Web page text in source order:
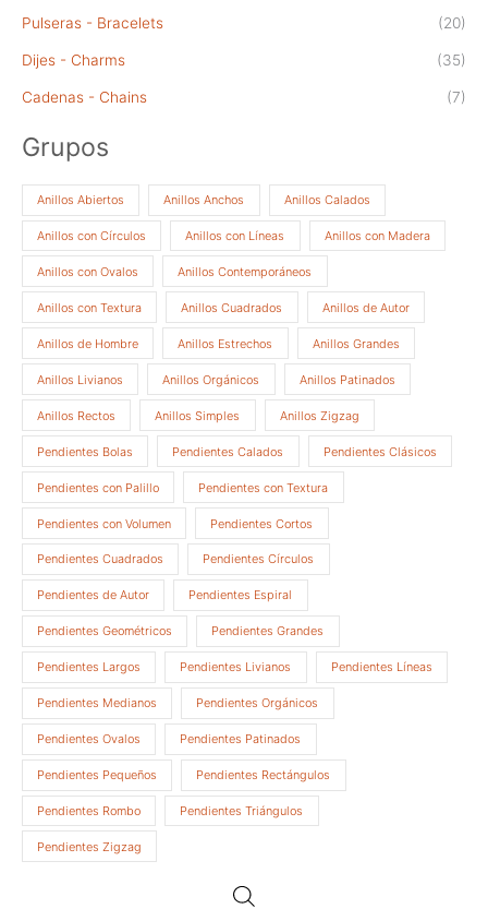
Pulseras - Bracelets (20)
Dijes - Charms (35)
Cadenas - Chains (7)
Grupos
Anillos Abiertos Anillos Anchos Anillos Calados
Anillos con Círculos Anillos con Líneas Anillos con Madera
Anillos con Ovalos Anillos Contemporáneos
Anillos con Textura Anillos Cuadrados Anillos de Autor
Anillos de Hombre Anillos Estrechos Anillos Grandes
Anillos Livianos Anillos Orgánicos Anillos Patinados
Anillos Rectos Anillos Simples Anillos Zigzag
Pendientes Bolas Pendientes Calados Pendientes Clásicos
Pendientes con Palillo Pendientes con Textura
Pendientes con Volumen Pendientes Cortos
Pendientes Cuadrados Pendientes Círculos
Pendientes de Autor Pendientes Espiral
Pendientes Geométricos Pendientes Grandes
Pendientes Largos Pendientes Livianos Pendientes Líneas
Pendientes Medianos Pendientes Orgánicos
Pendientes Ovalos Pendientes Patinados
Pendientes Pequeños Pendientes Rectángulos
Pendientes Rombo Pendientes Triángulos
Pendientes Zigzag